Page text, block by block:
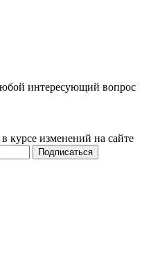
интересующий вопрос
курсе изменений на сайте
Подписаться